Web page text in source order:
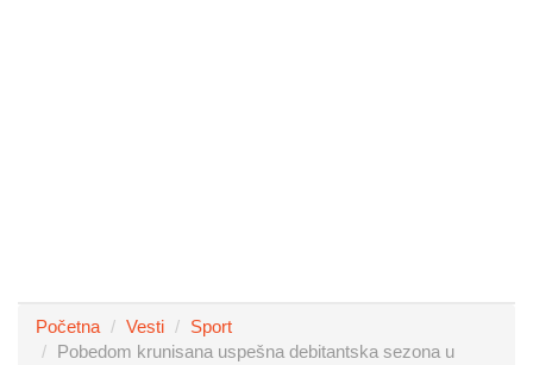
Početna Vesti
Sport
Pobedom krunisana uspešna debitantska sezona u